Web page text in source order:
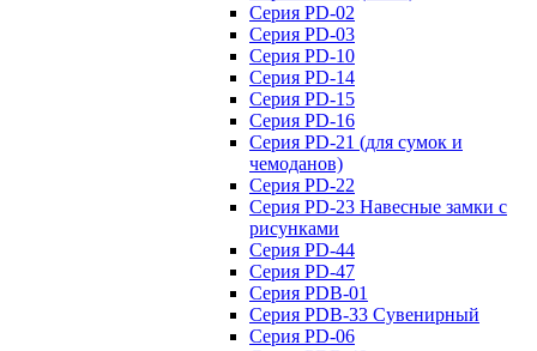
Серия PD-02
Серия PD-03
Серия PD-10
Серия PD-14
Серия PD-15
Серия PD-16
Серия PD-21 (для сумок и
чемоданов)
Серия PD-22
Серия PD-23 Навесные замки с
рисунками
Серия PD-44
Серия PD-47
Серия PDB-01
Серия PDB-33 Сувенирный
Серия PD-06